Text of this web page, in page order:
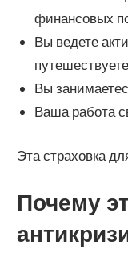
финансовых
Вы ведете
Вы
Ваша работа
Эта страховка
Почему